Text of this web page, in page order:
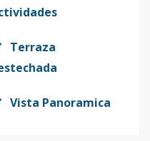
Terraza
Vista Panoramica